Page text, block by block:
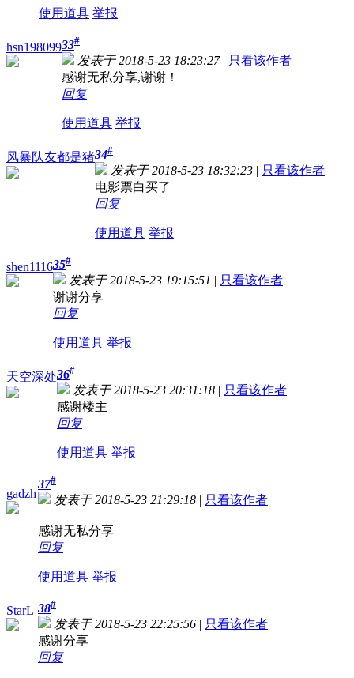
使用道具 举报
hsn19809933#
发表于 2018-5-23 18:23:27 | 只看该作者
感谢无私分享,谢谢！
回复
使用道具 举报
风暴队友都是猪34#
发表于 2018-5-23 18:32:23 | 只看该作者
电影票白买了
回复
使用道具 举报
shen111635#
发表于 2018-5-23 19:15:51 | 只看该作者
谢谢分享
回复
使用道具 举报
天空深处36#
发表于 2018-5-23 20:31:18 | 只看该作者
感谢楼主
回复
使用道具 举报
gadzh
37#
发表于 2018-5-23 21:29:18 | 只看该作者
感谢无私分享
回复
使用道具 举报
StarL 38#
发表于 2018-5-23 22:25:56 | 只看该作者
感谢分享
回复